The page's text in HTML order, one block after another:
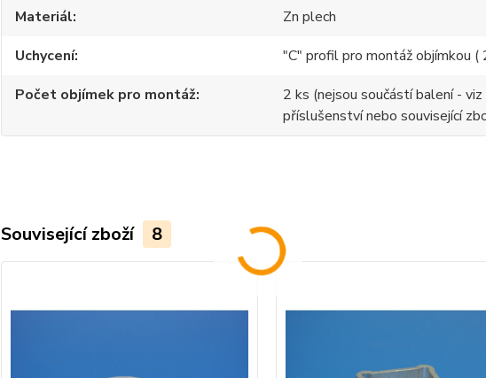
Materiál
Zn plech
Uchycení
"C" profil pro montáž objímkou (
Počet objímek pro montáž
2 ks (nejsou součástí balení - viz
příslušenství nebo související
Související zboží 8